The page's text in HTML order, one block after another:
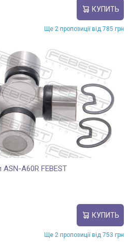
КУПИТЬ
Ще 2 пропозиції від 785 грн
A60R FEBEST
КУПИТЬ
Ще 2 пропозиції від 753 грн